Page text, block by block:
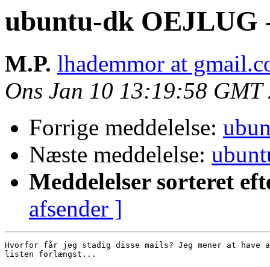
ubuntu-dk OEJLUG
M.P. lhademmor at
Ons Jan 10 13:19:58 GMT
Forrige meddelelse:
Næste meddelelse:
Meddelelser sorteret
afsender ]
Hvorfor får jeg stadig disse mails? Jeg mener at have
listen forlængst...